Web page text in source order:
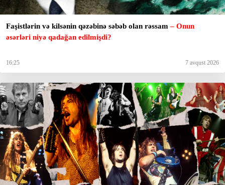
Faşistlərin və kilsənin qəzəbinə səbəb olan rəssam– Onun
əsərləri niyə qadağan edilmişdi?
16:25 7 avqust 2026